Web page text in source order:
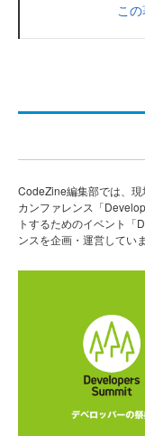
こ
CodeZine編集部では、
カンファレンス「
トするためのイベント「
ンスを企画・運営していま